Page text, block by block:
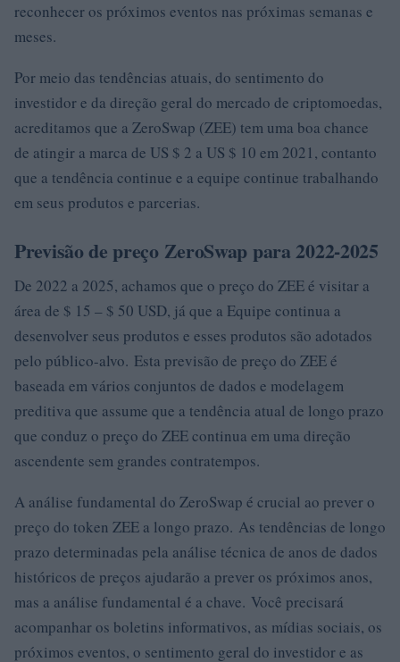
reconhecer os próximos eventos nas próximas semanas e
meses.
Por meio das tendências atuais, do sentimento do
investidor e da direção geral do mercado de criptomoedas,
acreditamos que a ZeroSwap (ZEE) tem uma boa chance
de atingir a marca de US $ 2 a US $ 10 em 2021, contanto
que a tendência continue e a equipe continue trabalhando
em seus produtos e parcerias.
Previsão de preço ZeroSwap para 2022-2025
De 2022 a 2025, achamos que o preço do ZEE é visitar a
área de $ 15 – $ 50 USD, já que a Equipe continua a
desenvolver seus produtos e esses produtos são adotados
pelo público-alvo. Esta previsão de preço do ZEE é
baseada em vários conjuntos de dados e modelagem
preditiva que assume que a tendência atual de longo prazo
que conduz o preço do ZEE continua em uma direção
ascendente sem grandes contratempos.
A análise fundamental do ZeroSwap é crucial ao prever o
preço do token ZEE a longo prazo. As tendências de longo
prazo determinadas pela análise técnica de anos de dados
históricos de preços ajudarão a prever os próximos anos,
mas a análise fundamental é a chave. Você precisará
acompanhar os boletins informativos, as mídias sociais, os
próximos eventos, o sentimento geral do investidor e as